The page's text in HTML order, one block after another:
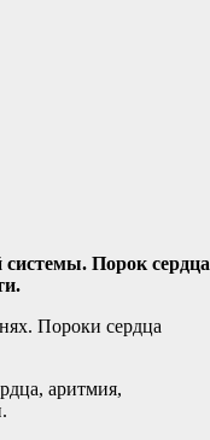
системы. Порок сердца
Пороки сердца
аритмия,